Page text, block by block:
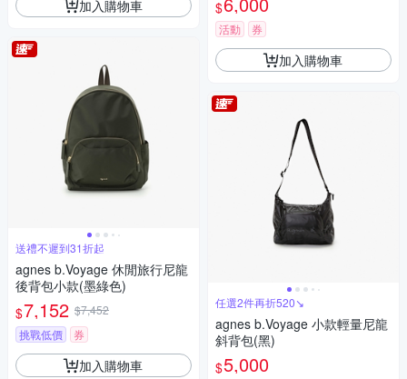
加入購物車
送禮不遲到31折起
agnes b.Voyage 休閒旅行尼龍
後背包小款(墨綠色)
$7,152 $7,452
挑戰低價
券
加入購物車
$
活動 券
加入購物車
任選2件再折520↘
agnes b.Voyage 小款輕量尼龍
斜背包(黑)
$5,000